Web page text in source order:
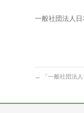
一般社団法人
← 「一般社団法